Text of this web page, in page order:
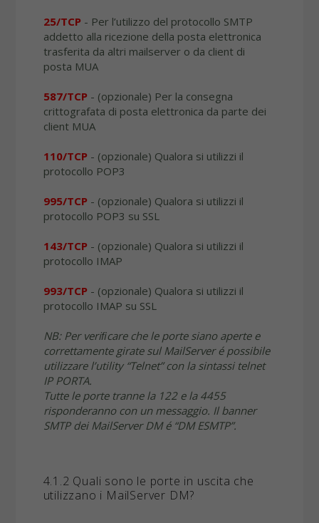
25/TCP - Per l’utilizzo del protocollo SMTP
addetto alla ricezione della posta elettronica
trasferita da altri mailserver o da client di
posta MUA
587/TCP - (opzionale) Per la consegna
crittografata di posta elettronica da parte dei
client MUA
110/TCP - (opzionale) Qualora si utilizzi il
protocollo POP3
995/TCP - (opzionale) Qualora si utilizzi il
protocollo POP3 su SSL
143/TCP - (opzionale) Qualora si utilizzi il
protocollo IMAP
993/TCP - (opzionale) Qualora si utilizzi il
protocollo IMAP su SSL
NB: Per veriﬁcare che le porte siano aperte e
correttamente girate sul MailServer é possibile
utilizzare l’utility “Telnet” con la sintassi telnet
IP PORTA.
Tutte le porte tranne la 122 e la 4455
risponderanno con un messaggio. Il banner
SMTP dei MailServer DM é “DM ESMTP”.
4.1.2 Quali sono le porte in uscita che
utilizzano i MailServer DM?